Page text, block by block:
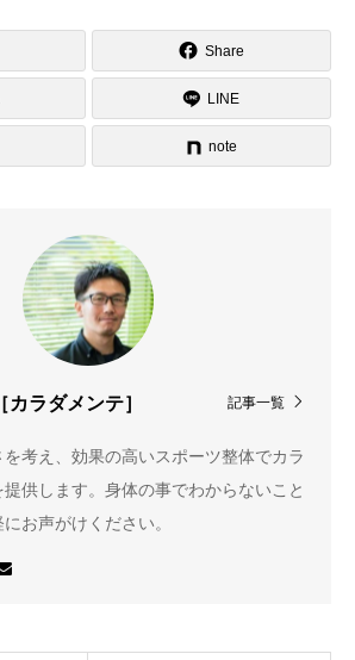
Share
LINE
note
記事一覧
ラダメンテ］
を考え、効果の高いスポーツ整体でカラ
供します。身体の事でわからないこと
お声がけください。